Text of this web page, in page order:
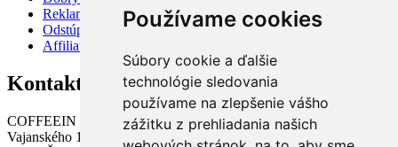
Používame cookies
Súbory cookie a ďalšie
technológie sledovania
používame na zlepšenie vášho
zážitku z prehliadania našich
Reklamácie a vrátenie tovaru
Odstúpiť od zmluvy tu
Affiliate program
Kontakt
COFFEEIN Slovensko s.r.o.
Vajanského 12,